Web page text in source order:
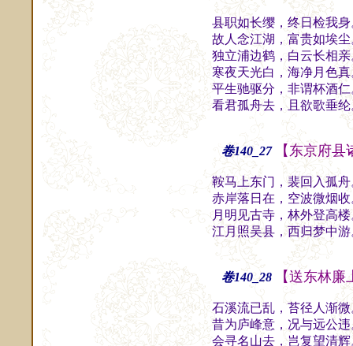
县职如长缨，终日检我
故人念江湖，富贵如埃
独立浦边鹤，白云长相
寒夜天光白，海净月色
平生驰驱分，非谓杯酒
看君孤舟去，且欲歌垂纶
卷140_27 【东京府
鞍马上东门，裴回入孤
赤岸落日在，空波微烟
月明见古寺，林外登高
江月照吴县，西归梦中游
卷140_28 【送东林
石溪流已乱，苔径人渐
昔为庐峰意，况与远公
会寻名山去，岂复望清辉